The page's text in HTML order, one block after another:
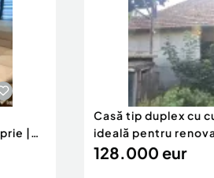
|
Casă tip duplex cu
ideală pentru
128.000 eur